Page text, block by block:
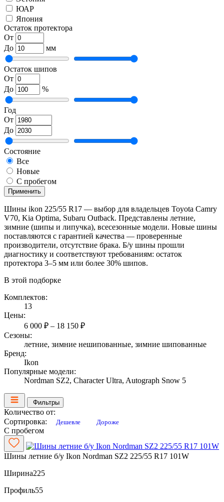
ЮАР
Япония
Остаток протектора
От
До
мм
Остаток шипов
От
До
%
Год
От
До
Состояние
Все
Новые
С пробегом
Применить
Шины ikon 225/55 R17 — выбор для владельцев Toyota Camry
V70, Kia Optima, Subaru Outback. Представлены летние,
зимние (шипы и липучка), всесезонные модели. Новые шины
поставляются с гарантией качества — проверенные
производители, отсутствие брака. Б/у шины прошли
диагностику и соответствуют требованиям: остаток
протектора 3–5 мм или более 30% шипов.
В этой подборке
Комплектов:
13
Цены:
6 000 ₽ – 18 150 ₽
Сезоны:
летние, зимние нешипованные, зимние шипованные
Бренд:
Ikon
Популярные модели:
Nordman SZ2, Character Ultra, Autograph Snow 5
Фильтры
Количество от:
Сортировка:
Дешевле Дороже
С пробегом
Шины летние б/у Ikon Nordman SZ2 225/55 R17 101W
Ширина225
Профиль55